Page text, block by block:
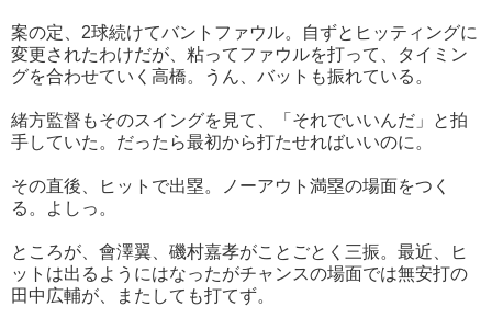
案の定、2球続けてバントファウル。自ずとヒッティングに
変更されたわけだが、粘ってファウルを打って、タイミン
グを合わせていく高橋。うん、バットも振れている。
緒方監督もそのスイングを見て、「それでいいんだ」と拍
手していた。だったら最初から打たせればいいのに。
その直後、ヒットで出塁。ノーアウト満塁の場面をつく
る。よしっ。
ところが、會澤翼、磯村嘉孝がことごとく三振。最近、ヒ
ットは出るようにはなったがチャンスの場面では無安打の
田中広輔が、またしても打てず。